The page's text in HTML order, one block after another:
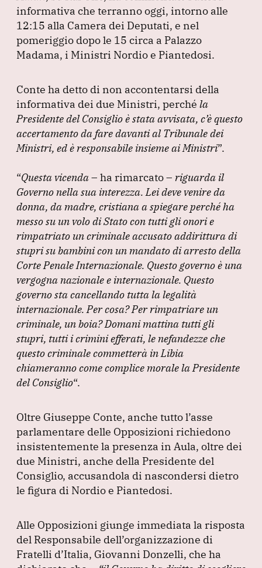
b
o
o
dI
n
A
p
p
a
m
informativa che terranno oggi, intorno alle
12:15 alla Camera dei Deputati, e nel
pomeriggio dopo le 15 circa a Palazzo
Madama, i Ministri Nordio e Piantedosi.
Conte ha detto di non accontentarsi della
informativa dei due Ministri, perché la
Presidente del Consiglioè stata avvisata, c’è questo
accertamento da fare davanti al Tribunale dei
Ministri, ed è responsabile insieme ai Ministri”.
“Questa vicenda– ha rimarcato – riguarda il
Governo nella sua interezza. Lei deve venire da
donna, da madre, cristiana a spiegare perché ha
messo su un volo di Stato con tutti gli onori e
rimpatriato un criminale accusato addirittura di
stupri su bambini con un mandato di arresto della
Corte Penale Internazionale. Questo governo è una
vergogna nazionale e internazionale. Questo
governo sta cancellando tutta la legalità
internazionale. Per cosa?Per rimpatriare un
criminale, un boia?Domani mattina tutti gli
stupri, tutti i crimini efferati, le nefandezze che
questo criminale commetterà in Libia
chiameranno come complice morale la Presidente
del Consiglio“.
Oltre Giuseppe Conte, anche tutto l’asse
parlamentare delle Opposizioni richiedono
insistentemente la presenza in Aula, oltre dei
due Ministri, anche della Presidente del
Consiglio, accusandola di nascondersi dietro
le figura di Nordio e Piantedosi.
Alle Opposizioni giunge immediata la risposta
del Responsabile dell’organizzazione di
Fratelli d’Italia, Giovanni Donzelli, che ha